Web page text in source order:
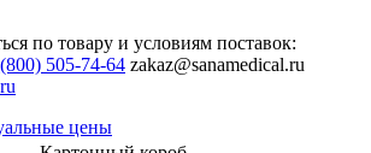
по товару и условиям поставок:
505-74-64 zakaz@sanamedical.ru
цены